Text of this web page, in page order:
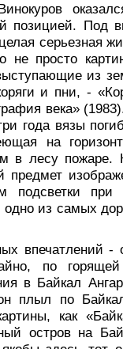
позицией. Под
серьезная
просто
из
и пни, -
века»
года вязы
на
в лесу пожаре.
предмет
подсветки
из самых
впечатлений -
по
в Байкал
плыл по
как
остров на